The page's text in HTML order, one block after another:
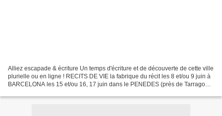
Alliez escapade & écriture Un temps d'écriture et de découverte de cette ville
plurielle ou en ligne ! RECITS DE VIE la fabrique du récit les 8 et/ou 9 juin à
BARCELONA les 15 et/ou 16, 17 juin dans le PENEDES (près de Tarragona)